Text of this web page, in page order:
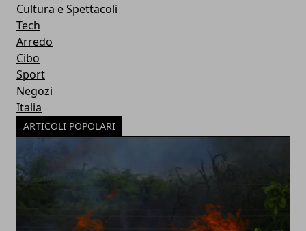
Cultura e Spettacoli
Tech
Arredo
Cibo
Sport
Negozi
Italia
ARTICOLI POPOLARI